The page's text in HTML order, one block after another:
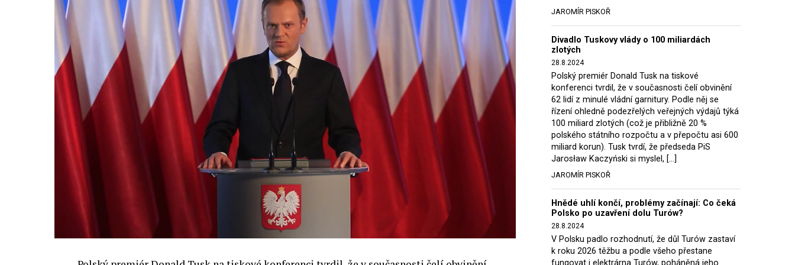
oblastí. Fórum AI bude zahrnovat vyhrazenou tematickou trať skládající se z panelů,
prezentací, workshopů a speciálních akcí. Budou diskutovány klíčové otázky vlivu umělé
inteligence ve společnosti, ale i v sektoru veřejných a komerčních služeb. Budou se
diskutovat problémy a výzvy, kterým bude muset trh čelit tváří v tvář zásadním
technologickým změnám. Účastníci fóra také zváží, do jaké míry investice do vědeckého
výzkumu a moderních technologií umělé inteligence v mnoha oblastech života umožní
Evropské unii obnovit konkurenceschopnost ve vztahu ke globálním ekonomikám a
nutnosti zajistit bezpečnost evropských zemí.
JAROMÍR PISKOŘ
Divadlo Tuskovy vlády o 100 miliardách
zlotých
28.8.2024
Polský premiér Donald Tusk na tiskové
konferenci tvrdil, že v současnosti čelí obvinění
62 lidí z minulé vládní garnitury. Podle něj se
řízení ohledně podezřelých veřejných výdajů týká
100 miliard zlotých (což je přibližně 20 %
polského státního rozpočtu a v přepočtu asi 600
miliard korun). Tusk tvrdí, že předseda PiS
Jarosław Kaczyński si myslel, […]
JAROMÍR PISKOŘ
Hnědé uhlí končí, problémy začínají: Co čeká
Polsko po uzavření dolu Turów?
28.8.2024
V Polsku padlo rozhodnutí, že důl Turów zastaví
k roku 2026 těžbu a podle všeho přestane
fungovat i elektrárna Turów, poháněná jeho